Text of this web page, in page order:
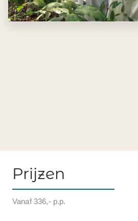
Prijzen
Vanaf 336,- p.p.